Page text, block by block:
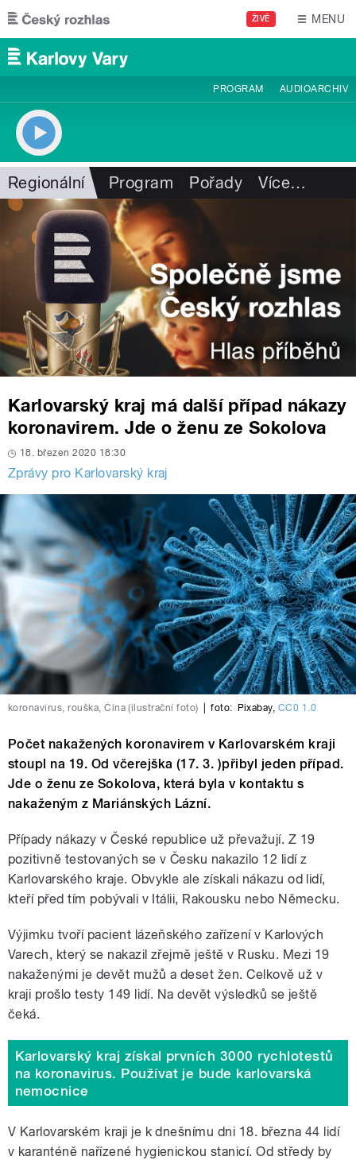
Přejít k hlavnímu obsahu
ŽIVĚ MENU
PROGRAM AUDIOARCHIV
Regionální Program Pořady Více…
Karlovarský kraj má další případ nákazy
koronavirem. Jde o ženu ze Sokolova
18. březen 2020 18:30
Zprávy pro Karlovarský kraj
koronavirus, rouška, Čína (ilustrační foto) foto: Pixabay, CC0 1.0
Počet nakažených koronavirem v Karlovarském kraji
stoupl na 19. Od včerejška (17. 3. )přibyl jeden případ.
Jde o ženu ze Sokolova, která byla v kontaktu s
nakaženým z Mariánských Lázní.
Případy nákazy v České republice už převažují. Z 19
pozitivně testovaných se v Česku nakazilo 12 lidí z
Karlovarského kraje. Obvykle ale získali nákazu od lidí,
kteří před tím pobývali v Itálii, Rakousku nebo Německu.
Výjimku tvoří pacient lázeňského zařízení v Karlových
Varech, který se nakazil zřejmě ještě v Rusku. Mezi 19
nakaženými je devět mužů a deset žen. Celkově už v
kraji prošlo testy 149 lidí. Na devět výsledků se ještě
čeká.
Karlovarský kraj získal prvních 3000 rychlotestů
na koronavirus. Používat je bude karlovarská
nemocnice
V Karlovarském kraji je k dnešnímu dni 18. března44 lidí
v karanténě nařízené hygienickou stanicí. Od středy by